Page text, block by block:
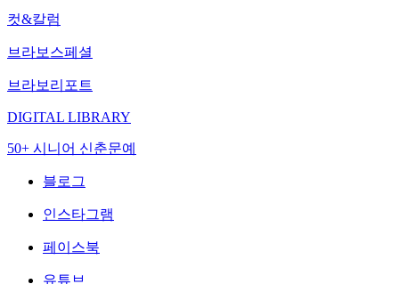
컷&칼럼
브라보스페셜
브라보리포트
DIGITAL LIBRARY
50+ 시니어 신춘문예
블로그
인스타그램
페이스북
유튜브